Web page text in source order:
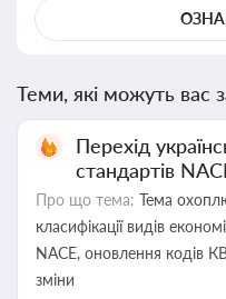
Теми, які можуть вас
Перехід
стандартів
Про що тема: Тема
класифікації видів
NACE, оновлення кодів
зміни